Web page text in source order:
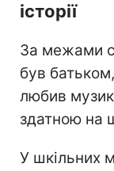
історії
За межами
був
любив
здатною на
У шкільних